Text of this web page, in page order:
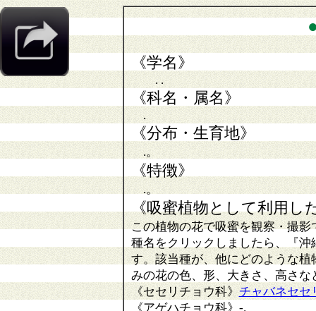
《学名》
. .
《科名・属名》
.
《分布・生育地》
.。
《特徴》
.。
《吸蜜植物として利用し
この植物の花で吸蜜を観察・撮影
種名をクリックしましたら、『
す。該当種が、他にどのような
みの花の色、形、大きさ、高さ
《セセリチョウ科》チャバネセセ
《アゲハチョウ科》 -.